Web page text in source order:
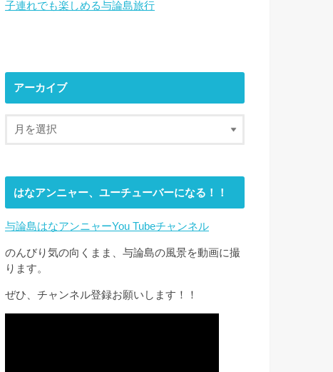
子連れでも楽しめる与論島旅行
アーカイブ
はなアンニャー、ユーチューバーになる！！
与論島はなアンニャーYou Tubeチャンネル
のんびり気の向くまま、与論島の風景を動画に撮
ります。
ぜひ、チャンネル登録お願いします！！